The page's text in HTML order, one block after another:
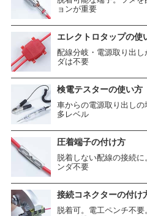
ョンが重要
エレクトロタップの使
配線分岐・電源取り出
ダは不要
検電テスターの使い方
車からの電源取り出し
多レベル
圧着端子の付け方
脱着しない配線の接続
ンダ不要
接続コネクターの付け
脱着可。電工ペンチ不